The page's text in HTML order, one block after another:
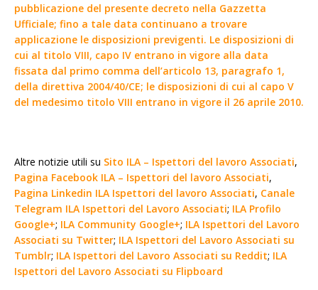
pubblicazione del presente decreto nella Gazzetta
Ufficiale; fino a tale data continuano a trovare
applicazione le disposizioni previgenti. Le disposizioni di
cui al titolo VIII, capo IV entrano in vigore alla data
fissata dal primo comma dell’articolo 13, paragrafo 1,
della direttiva 2004/40/CE; le disposizioni di cui al capo V
del medesimo titolo VIII entrano in vigore il 26 aprile 2010.
Altre notizie utili su Sito ILA – Ispettori del lavoro Associati,
Pagina Facebook ILA – Ispettori del lavoro Associati,
Pagina Linkedin ILA Ispettori del lavoro Associati, Canale
Telegram ILA Ispettori del Lavoro Associati; ILA Profilo
Google+; ILA Community Google+; ILA Ispettori del Lavoro
Associati su Twitter; ILA Ispettori del Lavoro Associati su
Tumblr; ILA Ispettori del Lavoro Associati su Reddit; ILA
Ispettori del Lavoro Associati su Flipboard